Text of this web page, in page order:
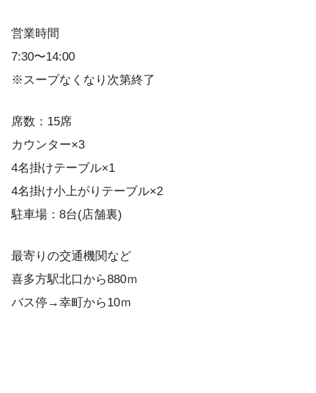
営業時間
7:30〜14:00
※スープなくなり次第終了
席数：15席
カウンター×3
4名掛けテーブル×1
4名掛け小上がりテーブル×2
駐車場：8台(店舗裏)
最寄りの交通機関など
喜多方駅北口から880ｍ
バス停→幸町から10ｍ